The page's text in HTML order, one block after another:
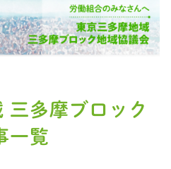
三多摩ブロック
一覧